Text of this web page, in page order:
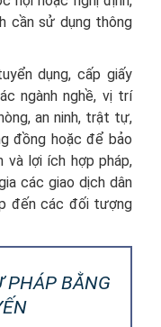
cần sử dụng thông
dụng, cấp giấy
ngành nghề, vị trí
an ninh, trật tự,
đồng hoặc để bảo
và lợi ích hợp pháp,
các giao dịch dân
đến các đối tượng
PHÁP BẰNG